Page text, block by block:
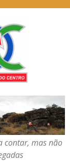
COC – CLUBE DE
ORIENTAÇÃO DO
CENTRO
floresta trazemos
histórias para
mas não deixamos
mais que algumas
pegadas
contar, mas não